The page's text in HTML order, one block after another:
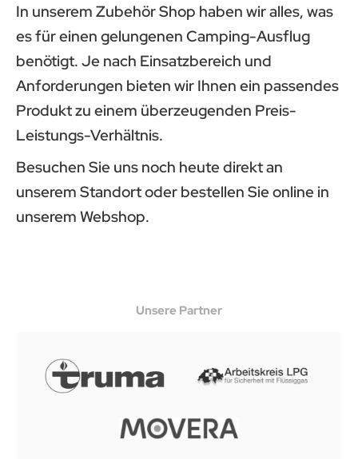
In unserem Zubehör Shop haben wir alles, was
es für einen gelungenen Camping-Ausflug
benötigt. Je nach Einsatzbereich und
Anforderungen bieten wir Ihnen ein passendes
Produkt zu einem überzeugenden Preis-
Leistungs-Verhältnis.
Besuchen Sie uns noch heute direkt an
unserem Standort oder bestellen Sie online in
unserem Webshop.
Unsere Partner